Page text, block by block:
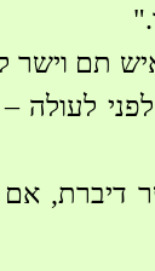
תם וישר
לעולה
דיברת,